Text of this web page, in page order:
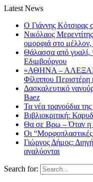
Latest News
Ο Γιάννης
Νικόλαος
ομορφιά στο μέλλον,
Θάλασσα από γυαλί,
Εδιμβούργου
«ΑΘΗΝΑ –
Φίλιππου
Δασκαλευτικό
Baez
Τα νέα τραγούδια
Βιβλιοκριτική:
Θα σε Βρω – Όταν η
Οι
Γιώργος Δήμος:
αναλύονται
Search for: